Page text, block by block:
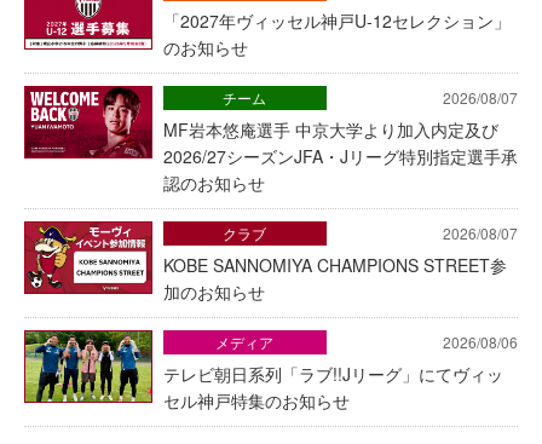
「2027年ヴィッセル神戸U-12セレクション」
のお知らせ
2026/08/07
MF岩本悠庵選手 中京大学より加入内定及び
2026/27シーズンJFA・Jリーグ特別指定選手承
認のお知らせ
チーム
2026/08/07
KOBE SANNOMIYA CHAMPIONS STREET参
加のお知らせ
クラブ
2026/08/06
テレビ朝日系列「ラブ!!Jリーグ」にてヴィッ
セル神戸特集のお知らせ
メディア